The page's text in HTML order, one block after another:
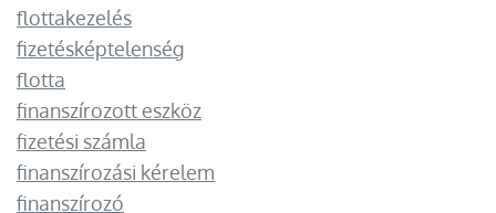
flottakezelés
fizetésképtelenség
flotta
finanszírozott eszköz
fizetési számla
finanszírozási kérelem
finanszírozó